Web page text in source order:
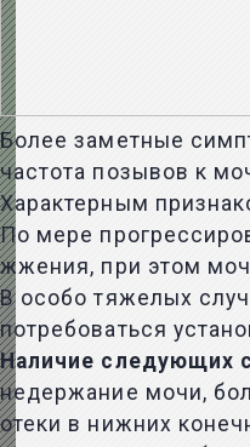
Более заметные
частота позывов к
Характерным
По мере
жжения, при этом
В особо тяжелых
потребоваться
Наличие следующих
недержание мочи,
отеки в нижних